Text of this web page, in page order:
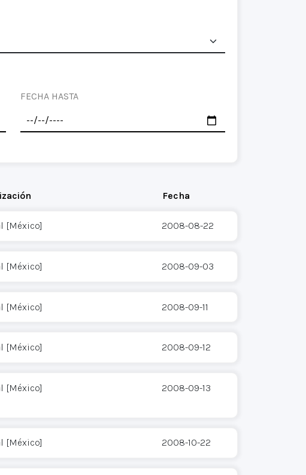
FECHA HASTA
Fecha
[México] 2008-08-22
[México] 2008-09-03
[México] 2008-09-11
[México] 2008-09-12
[México] 2008-09-13
[México] 2008-10-22